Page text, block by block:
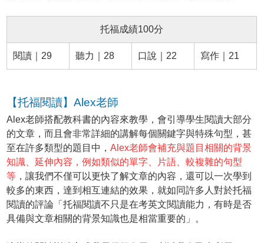
托福成績100分
閱讀｜29 聽力｜28 口說｜22 寫作｜21
【托福閱讀】Alex老師
Alex老師搭配教科書的內容來教學，會引導學生閱讀大部分
的文章，而且會非常詳細的講解每個關鍵字與特殊句型，甚
至在許多類型的題目中，Alex老師會補充與題目相關的背景
知識、延伸內容，例如類似的單字、片語、較複雜的句型
等 ，讓我們不僅可以更快了解文章的內容，還可以一次學到
較多的東西，達到相互連結的效果，就如同許多人對於托福
閱讀的評論「托福閱讀不只是在考英文閱讀能力，有時是否
具備與文章相關的背景知識也是相當重要的」。